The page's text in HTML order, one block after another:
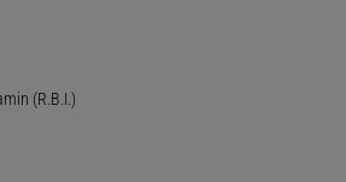
(R.B.I.)